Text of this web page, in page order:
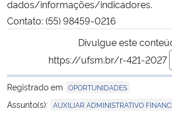
Ministério da Mulher, da Família e dos Direitos
Secretaria-Geral
Secretaria de Governo
dados/informações/indicadores.
Contato: (55) 98459-0216
Divulgue este
https://ufsm.br/r-421-2027
Registrado em OPORTUNIDADES
Assunto(s): AUXILIAR ADMINISTRATIVO